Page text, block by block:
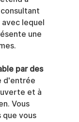
lequel
une
par des
d'entrée
et à
Vous
que vous